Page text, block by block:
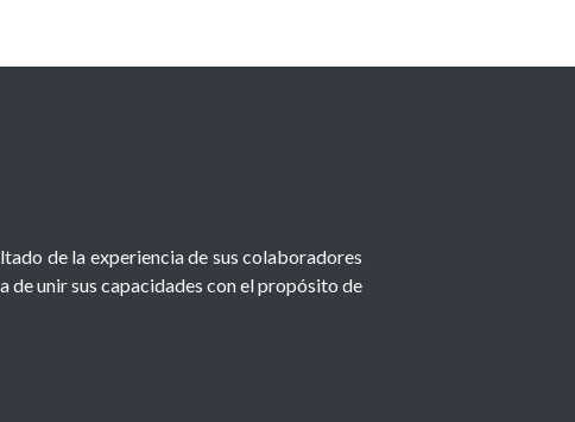
de la experiencia de sus colaboradores
unir sus capacidades con el propósito de